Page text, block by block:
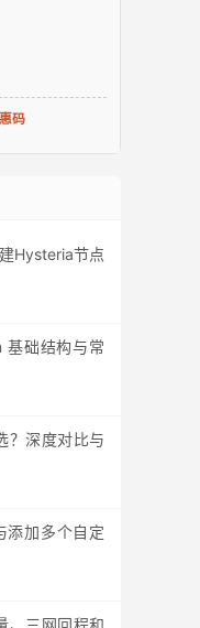
码
Hysteria节点
基础结构与常
？深度对比与
添加多个自定
、三网回程和